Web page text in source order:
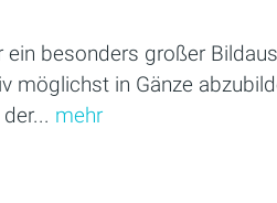
ein besonders großer
möglichst in Gänze
mehr